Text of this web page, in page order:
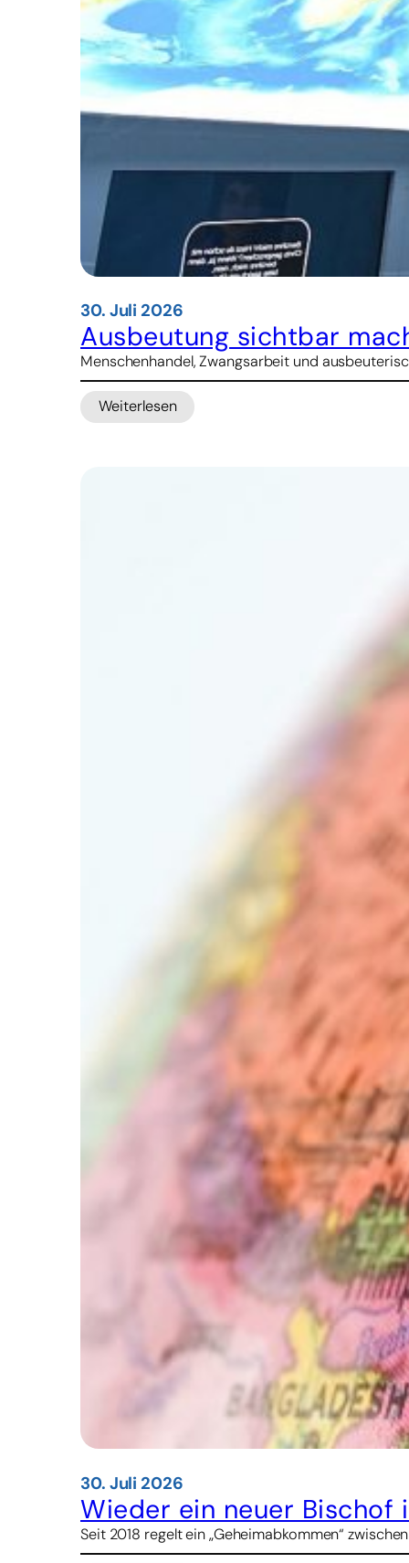
30. Juli 2026
Ausbeutung sichtbar
Menschenhandel, Zwangsarbeit und
Weiterlesen
:
30. Juli 2026
Wieder ein neuer Bischof
Seit 2018 regelt ein „Geheimabkommen“